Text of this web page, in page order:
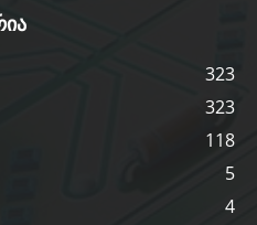
323
323
118
5
4